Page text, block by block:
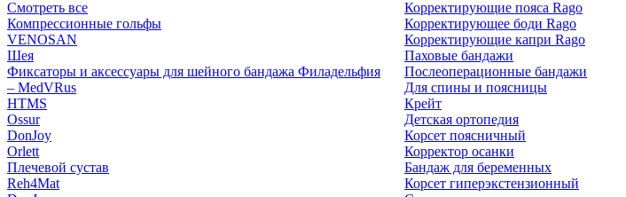
Смотреть все
Компрессионные гольфы
VENOSAN
Корректирующие пояса Rago
Корректирующее боди Rago
Корректирующие капри Rago
Шея
Фиксаторы и аксессуары для шейного бандажа Филадельфия
– MedVRus
HTMS
Ossur
DonJoy
Orlett
Плечевой сустав
Reh4Mat
Паховые бандажи
Послеоперационные бандажи
Для спины и поясницы
Крейт
Детская ортопедия
Корсет поясничный
Корректор осанки
Бандаж для беременных
Корсет гиперэкстензионный